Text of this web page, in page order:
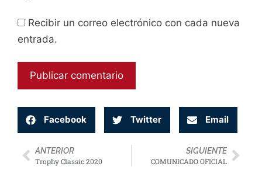
Recibir un correo electrónico con cada nueva
entrada.
Facebook Twitter Email
ANTERIOR
Trophy Classic 2020
SIGUIENTE
COMUNICADO OFICIAL